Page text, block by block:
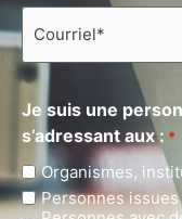
Courriel
Je suis une
s’adressant aux : *
Organismes,
Personnes